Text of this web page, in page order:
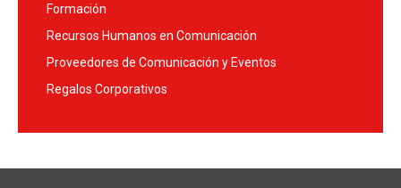
Formación
Recursos Humanos en Comunicación
Proveedores de Comunicación y Eventos
Regalos Corporativos